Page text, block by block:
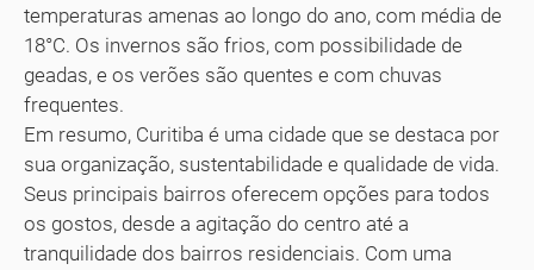
temperaturas amenas ao longo do ano, com média de
18°C. Os invernos são frios, com possibilidade de
geadas, e os verões são quentes e com chuvas
frequentes.
Em resumo, Curitiba é uma cidade que se destaca por
sua organização, sustentabilidade e qualidade de vida.
Seus principais bairros oferecem opções para todos
os gostos, desde a agitação do centro até a
tranquilidade dos bairros residenciais. Com uma